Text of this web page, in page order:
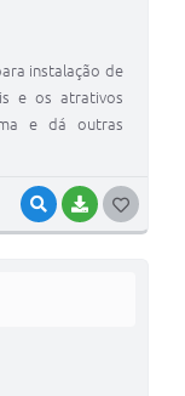
VISUALIZAR
BAIXAR
instalação de
e os atrativos
e dá outras